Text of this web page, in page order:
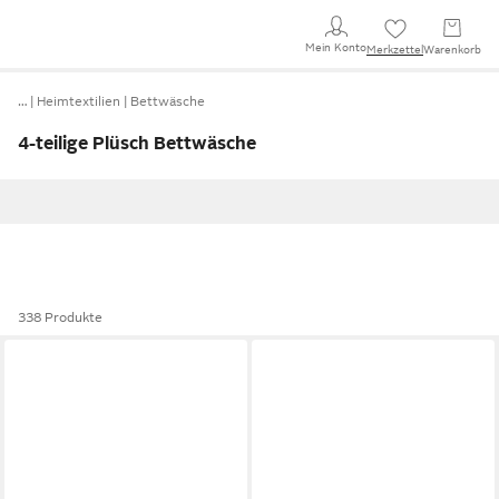
Mein KontoMerkzettel Warenkorb
… Heimtextilien Bettwäsche
4-teilige Plüsch Bettwäsche
338 Produkte